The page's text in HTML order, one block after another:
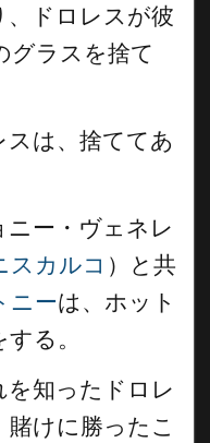
、ドロレスが彼
グラスを捨て
は、捨ててあ
ー・ヴェネレ
スカルコ ）と共
ニーは、ホット
る。
を知ったドロレ
けに勝ったこ